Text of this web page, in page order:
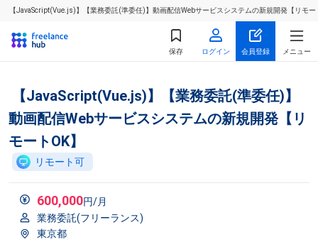
【JavaScript(Vue.js)】【業務委託(準委任)】動画配信Webサービスシステムの新規開発【リモ
保存 ログイン 会員登録 メニュー
【JavaScript(Vue.js)】【業務委託(準委任)】
動画配信Webサービスシステムの新規開発【リ
モートOK】
リモート可
600,000円/月
業務委託(フリーランス)
東京都